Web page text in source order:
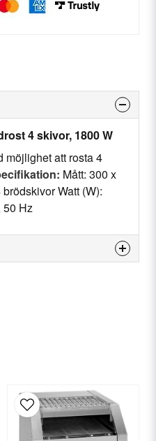
4 skivor, 1800 W
möjlighet att rosta 4
Mått: 300 x
Watt (W):
50 Hz
product...